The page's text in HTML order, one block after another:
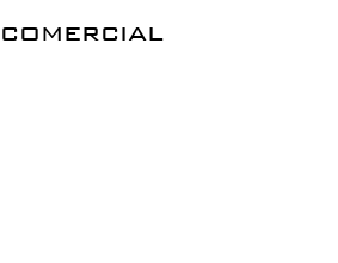
comercial